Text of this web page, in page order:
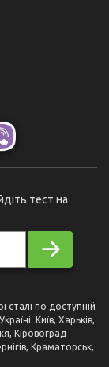
тест на
сталі по доступній
Київ, Харьків,
Кіровоград
Краматорськ,